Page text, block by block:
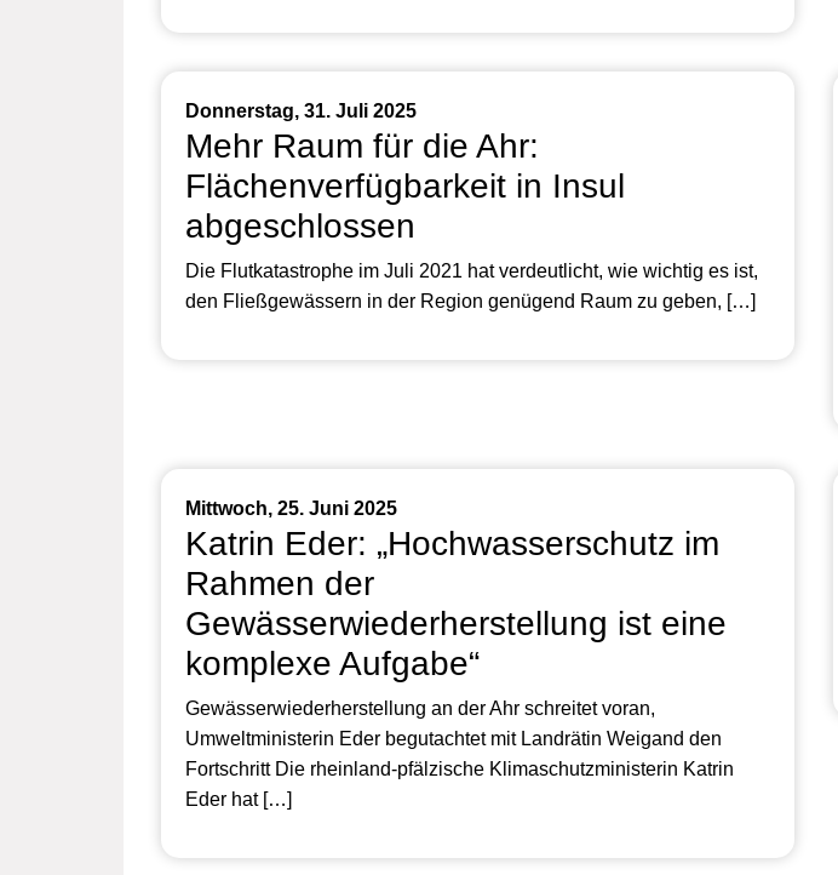
Donnerstag, 31. Juli 2025
Mehr Raum für die Ahr:
Flächenverfügbarkeit in Insul
abgeschlossen
Die Flutkatastrophe im Juli 2021 hat verdeutlicht, wie wichtig es ist,
den Fließgewässern in der Region genügend Raum zu geben, […]
Mittwoch, 25. Juni 2025
Katrin Eder: „Hochwasserschutz im
Rahmen der
Gewässerwiederherstellung ist eine
komplexe Aufgabe“
Gewässerwiederherstellung an der Ahr schreitet voran,
Umweltministerin Eder begutachtet mit Landrätin Weigand den
Fortschritt Die rheinland-pfälzische Klimaschutzministerin Katrin
Eder hat […]